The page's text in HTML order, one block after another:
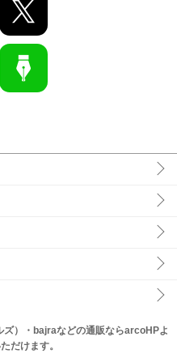
）・bajraなどの通販ならarcoHPよ
だけます。